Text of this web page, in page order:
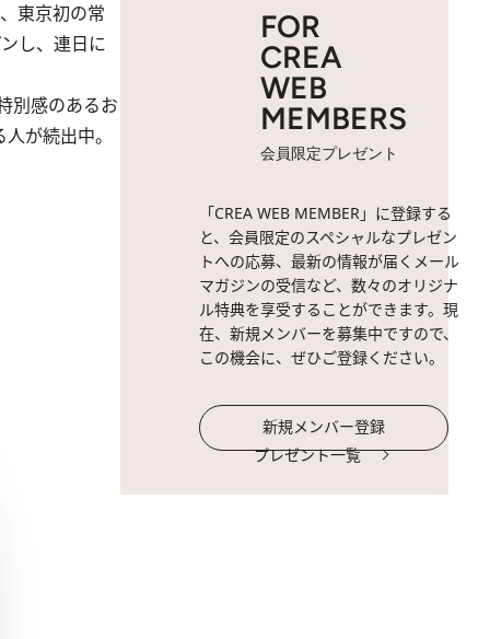
東京初の常
し、連日に
別感のあるお
が続出中。
FOR
CREA
WEB
MEMBERS
会員限定プレゼント
「CREA WEB MEMBER」に登録する
と、会員限定のスペシャルなプレゼン
トへの応募、最新の情報が届くメール
マガジンの受信など、数々のオリジナ
ル特典を享受することができます。現
在、新規メンバーを募集中ですので、
この機会に、ぜひご登録ください。
新規メンバー登録
プレゼント一覧